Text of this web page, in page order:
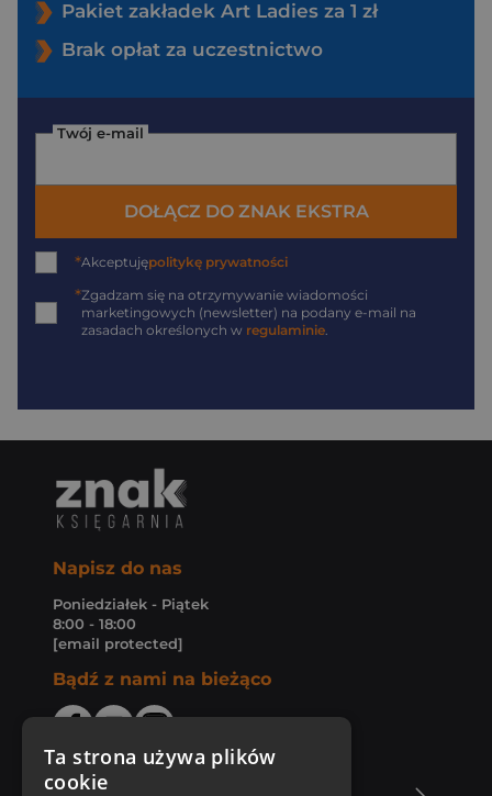
Pakiet zakładek Art Ladies za 1 zł
Brak opłat za uczestnictwo
Twój e-mail
DOŁĄCZ DO ZNAK EKSTRA
*Akceptujępolitykę prywatności
*Zgadzam się na otrzymywanie wiadomości
marketingowych (newsletter) na podany e-mail na
zasadach określonych w regulaminie.
Napisz do nas
Poniedziałek - Piątek
8:00 - 18:00
[email protected]
Bądź z nami na bieżąco
Ta strona używa plików
cookie